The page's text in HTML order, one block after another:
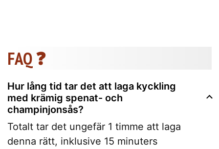
FAQ ❓
Hur lång tid tar det att laga kyckling
med krämig spenat- och
champinjonsås?
Totalt tar det ungefär 1 timme att laga
denna rätt, inklusive 15 minuters